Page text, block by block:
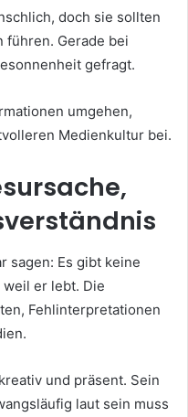
doch sie sollten
führen. Gerade bei
gefragt.
umgehen,
Medienkultur bei.
sagen: Es gibt keine
weil er lebt. Die
Fehlinterpretationen
und präsent. Sein
laut sein muss